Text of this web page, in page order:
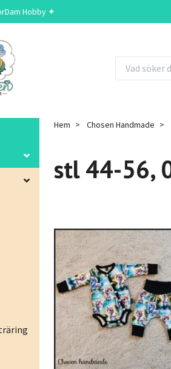
Hobby ✦
Hem Chosen Handmade
stl 44-56,